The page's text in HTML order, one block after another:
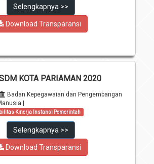
Selengkapnya >>
Download Transparansi
KOTA PARIAMAN 2020
Badan Kepegawaian dan Pengembangan
|
Kinerja Instansi Pemerintah
Selengkapnya >>
Download Transparansi